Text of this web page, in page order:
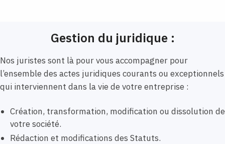
Gestion du juridique :
Nos juristes sont là pour vous accompagner pour
l’ensemble des actes juridiques courants ou exceptionnels
qui interviennent dans la vie de votre entreprise :
Création, transformation, modification ou dissolution de
votre société.
Rédaction et modifications des Statuts.